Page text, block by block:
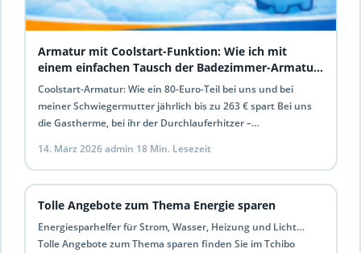
Armatur mit Coolstart-Funktion: Wie ich mit
einem einfachen Tausch der Badezimmer-Armatur
Gas spare und meine Therme schone
Coolstart-Armatur: Wie ein 80-Euro-Teil bei uns und bei
meiner Schwiegermutter jährlich bis zu 263 € spart Bei uns
die Gastherme, bei ihr der Durchlauferhitzer –…
14. März 2026·admin·18 Min. Lesezeit
Tolle Angebote zum Thema Energie sparen
Energiesparhelfer für Strom, Wasser, Heizung und Licht…
Tolle Angebote zum Thema sparen finden Sie im Tchibo